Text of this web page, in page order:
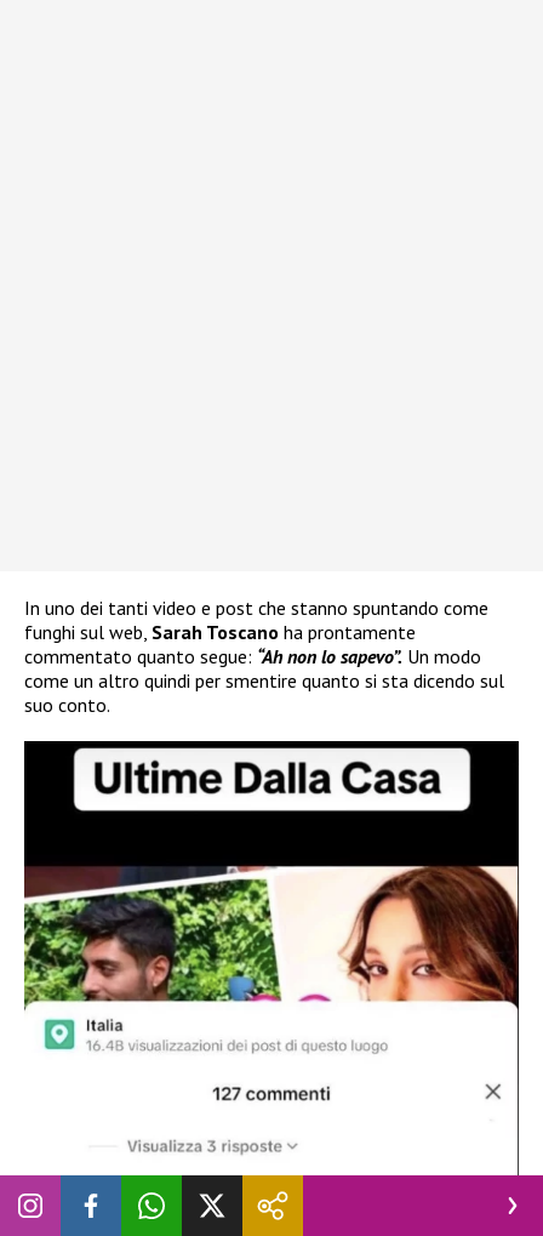
In uno dei tanti video e post che stanno spuntando come
funghi sul web, Sarah Toscano ha prontamente
commentato quanto segue: “Ah non lo sapevo”. Un modo
come un altro quindi per smentire quanto si sta dicendo sul
suo conto.